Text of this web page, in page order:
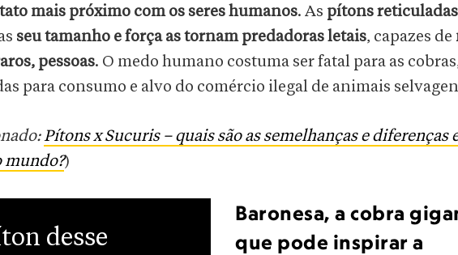
mais próximo com os seres humanos. As pítons
seu tamanho e força as tornam predadoras letais, capazes de
pessoas. O medo humano costuma ser fatal para as
para consumo e alvo do comércio ilegal de animais
Pítons x Sucuris – quais são as semelhanças e diferenças
mundo?)
desse
Baronesa, a cobra
que pode inspirar a